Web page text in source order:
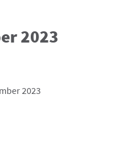
2023
2023